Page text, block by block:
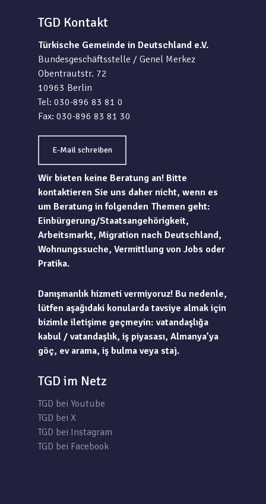
TGD Kontakt
Türkische Gemeinde in Deutschland e.V.
Bundesgeschäftsstelle / Genel Merkez
Obentrautstr. 72
10963 Berlin
Tel: 030-896 83 81 0
Fax: 030-896 83 81 30
E-Mail schreiben
Wir bieten keine Beratung an! Bitte
kontaktieren Sie uns daher nicht, wenn es
um Beratung in folgenden Themen geht:
Einbürgerung/Staatsangehörigkeit,
Arbeitsmarkt, Migration nach Deutschland,
Wohnungssuche, Vermittlung von Jobs oder
Pratika.
Danışmanlık hizmeti vermiyoruz! Bu nedenle,
lütfen aşağıdaki konularda tavsiye almak için
bizimle iletişime geçmeyin: vatandaşlığa
kabul / vatandaşlık, iş piyasası, Almanya’ya
göç, ev arama, iş bulma veya staj.
TGD im Netz
TGD bei Youtube
TGD bei X
TGD bei Instagram
TGD bei Facebook